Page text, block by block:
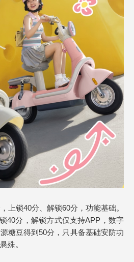
上锁40分、解锁60分，功能基础。
40分，解锁方式仅支持APP，数字
糖豆得到50分，只具备基础安防功
殊。